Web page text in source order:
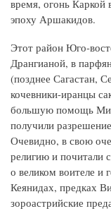
время, огонь
эпоху Аршакидов.
Этот район Юго-
Дрангианой, в
(позднее Сагастан,
кочевники-иранцы
большую помощь
получили
Очевидно, в свою
религию и почитали
о великом воителе и
Кеянидах, предках
зороастрийские